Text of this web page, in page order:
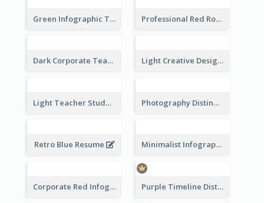
Green Infographic Teacher Resume Professional Red Rouge Resume
Dark Corporate Teacher Resume Light Creative Designer Resume
Light Teacher Student Resume Photography Distinguished Resume
Retro Blue Resume Minimalist Infographic Resume
Corporate Red Infographic Resume Purple Timeline Distinguished Resume